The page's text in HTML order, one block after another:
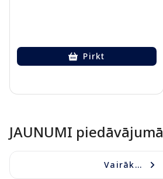
Pirkt
JAUNUMI piedāvājumā
Vairāk...